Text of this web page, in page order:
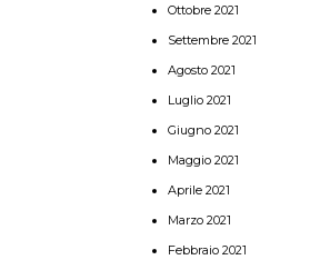
Ottobre 2021
Settembre 2021
Agosto 2021
Luglio 2021
Giugno 2021
Maggio 2021
Aprile 2021
Marzo 2021
Febbraio 2021